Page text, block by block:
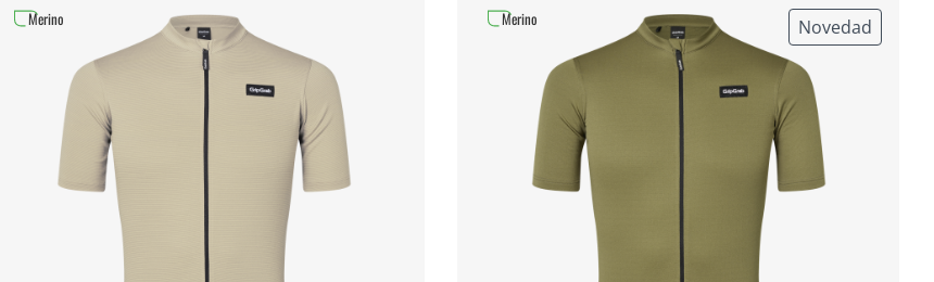
Merino Novedad
Merino